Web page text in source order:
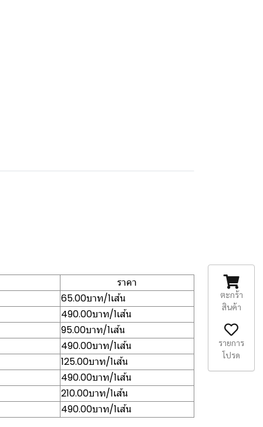
ราคา
65.00บาท/1เส้น
490.00บาท/1เส้น
95.00บาท/1เส้น
490.00บาท/1เส้น
125.00บาท/1เส้น
490.00บาท/1เส้น
210.00บาท/1เส้น
490.00บาท/1เส้น
ตะกร้า
สินค้า
รายการ
โปรด